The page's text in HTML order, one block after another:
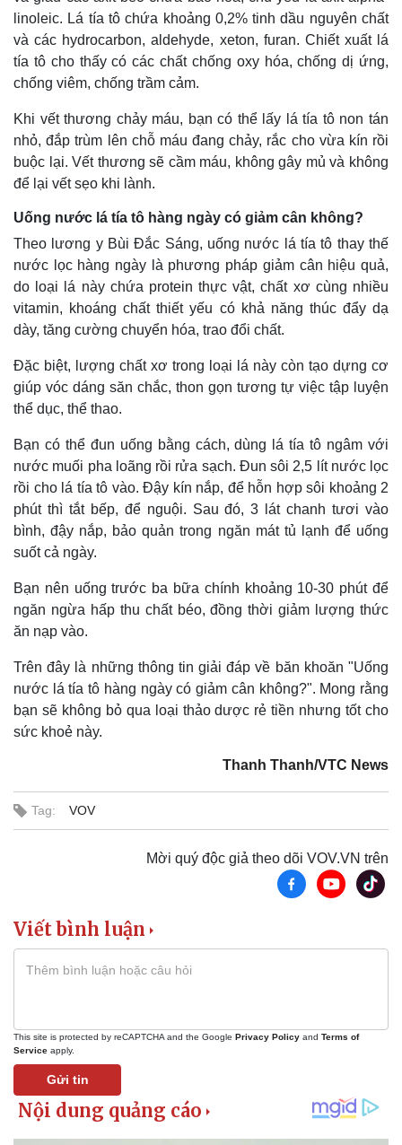
Bất động sản
Khởi nghiệp
Giá vàng
Tiêu dùng
Giá cà phê
Vụ án
Tin nóng
Tư vấn luật
Việt Nam
linoleic. Lá tía tô chứa khoảng 0,2% tinh dầu nguyên chất
và các hydrocarbon, aldehyde, xeton, furan. Chiết xuất lá
tía tô cho thấy có các chất chống oxy hóa, chống dị ứng,
chống viêm, chống trầm cảm.
Khi vết thương chảy máu, bạn có thể lấy lá tía tô non tán
nhỏ, đắp trùm lên chỗ máu đang chảy, rắc cho vừa kín rồi
buộc lại. Vết thương sẽ cầm máu, không gây mủ và không
để lại vết sẹo khi lành.
Uống nước lá tía tô hàng ngày có giảm cân không?
Theo lương y Bùi Đắc Sáng, uống nước lá tía tô thay thế
nước lọc hàng ngày là phương pháp giảm cân hiệu quả,
do loại lá này chứa protein thực vật, chất xơ cùng nhiều
vitamin, khoáng chất thiết yếu có khả năng thúc đẩy dạ
dày, tăng cường chuyển hóa, trao đổi chất.
Đặc biệt, lượng chất xơ trong loại lá này còn tạo dựng cơ
giúp vóc dáng săn chắc, thon gọn tương tự việc tập luyện
thể dục, thể thao.
Bạn có thể đun uống bằng cách, dùng lá tía tô ngâm với
nước muối pha loãng rồi rửa sạch. Đun sôi 2,5 lít nước lọc
rồi cho lá tía tô vào. Đậy kín nắp, để hỗn hợp sôi khoảng 2
phút thì tắt bếp, để nguội. Sau đó, 3 lát chanh tươi vào
bình, đậy nắp, bảo quản trong ngăn mát tủ lạnh để uống
suốt cả ngày.
Bạn nên uống trước ba bữa chính khoảng 10-30 phút để
ngăn ngừa hấp thu chất béo, đồng thời giảm lượng thức
ăn nạp vào.
Trên đây là những thông tin giải đáp về băn khoăn "Uống
nước lá tía tô hàng ngày có giảm cân không?". Mong rằng
bạn sẽ không bỏ qua loại thảo dược rẻ tiền nhưng tốt cho
sức khoẻ này.
Thanh Thanh/VTC News
Tag: VOV
Mời quý độc giả theo dõi VOV.VN trên
Viết bình luận
This site is protected by reCAPTCHA and the Google Privacy Policy and Terms of
Service apply.
Gửi tin